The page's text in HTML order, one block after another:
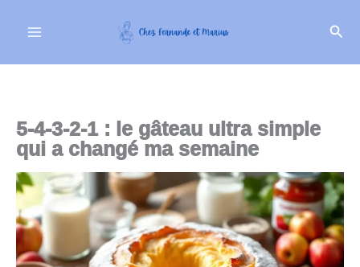
5-4-3-2-1 : le gâteau ultra simple
qui a changé ma semaine